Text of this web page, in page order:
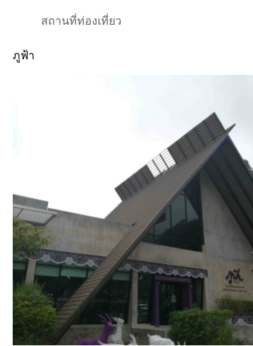
สถานที่ท่องเที่ยว
ภูฟ้า